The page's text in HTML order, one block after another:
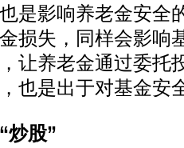
是影响养老金安全
损失，同样会影响
让养老金通过委托
也是出于对基金安
炒股”